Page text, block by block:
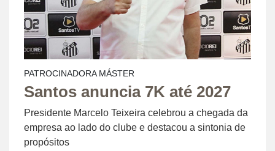
PATROCINADORA MÁSTER
Santos anuncia 7K até 2027
Presidente Marcelo Teixeira celebrou a chegada da
empresa ao lado do clube e destacou a sintonia de
propósitos